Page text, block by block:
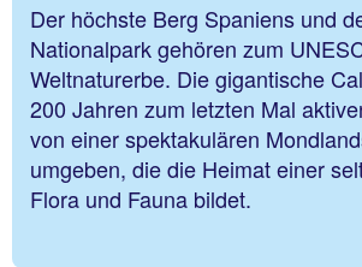
Der höchste Berg Spaniens und
Nationalpark gehören zum
Weltnaturerbe. Die gigantische
200 Jahren zum letzten Mal
von einer spektakulären
umgeben, die die Heimat einer
Flora und Fauna bildet.